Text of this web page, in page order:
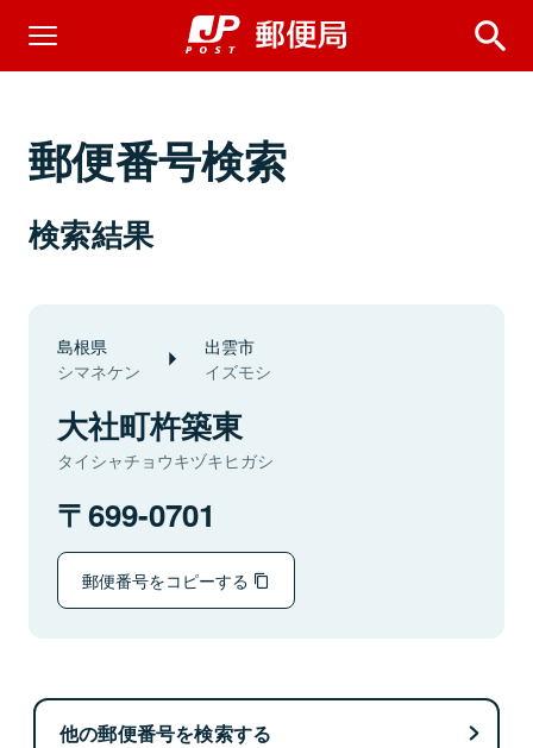
郵便番号検索
検索結果
島根県
シマネケン
出雲市
イズモシ
大社町杵築東
タイシャチョウキヅキヒガシ
699-0701
郵便番号をコピーする
他の郵便番号を検索する